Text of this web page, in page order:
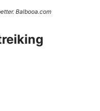
Balbooa.com